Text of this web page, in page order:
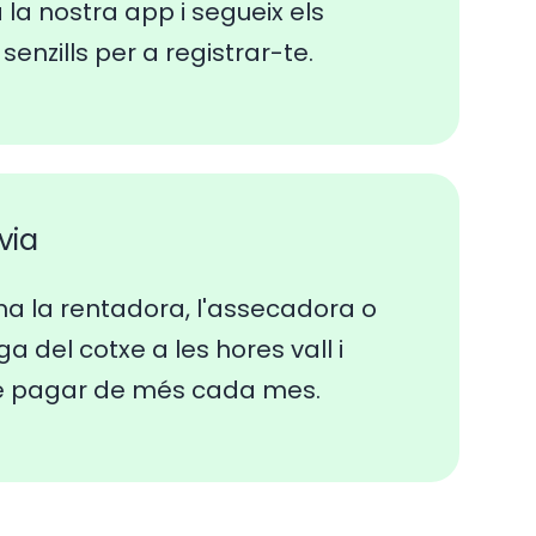
la nostra app i segueix els
per a registrar-te.
la rentadora, l'assecadora o
del cotxe a les hores vall i
pagar de més cada mes.